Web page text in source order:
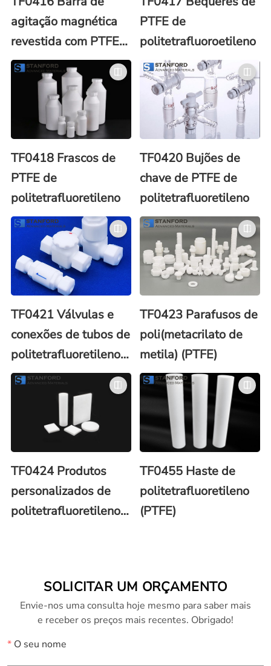
agitação magnética
revestida com PTFE
de
politetrafluoroetileno
PTFE de
politetrafluoroetileno
TF0418 Frascos de
PTFE de
politetrafluoretileno
TF0420 Bujões de
chave de PTFE de
politetrafluoretileno
TF0421 Válvulas e
conexões de tubos de
politetrafluoretileno
(PTFE)
TF0423 Parafusos de
poli(metacrilato de
metila) (PTFE)
TF0424 Produtos
personalizados de
politetrafluoretileno
TF0455 Haste de
politetrafluoretileno
(PTFE)
SOLICITAR UM ORÇAMENTO
Envie-nos uma consulta hoje mesmo para saber mais
e receber os preços mais recentes. Obrigado!
*O seu nome